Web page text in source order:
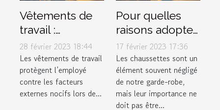
Vêtements de
travail :
pourquoi est-ce
si important ?
28 février 2023 18:44
Les vêtements de travail
protègent l’employé
contre les facteurs
externes nocifs lors de...
Pour quelles
raisons adopter
les Chaussettes
Marchill Socks ?
17 février 2023 17:36
Les chaussettes sont un
élément souvent négligé
de notre garde-robe,
mais leur importance ne
doit pas être...